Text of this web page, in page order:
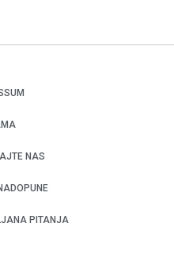
NAS
PITANJA